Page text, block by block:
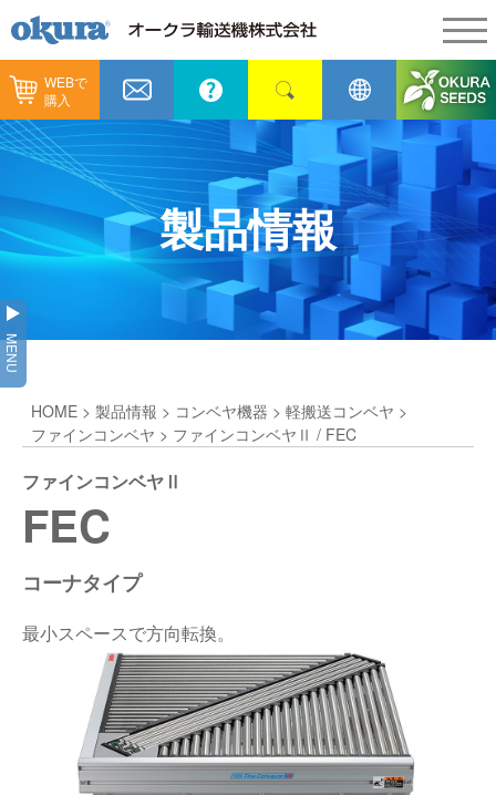
WEBで
購入
製品情報
製品情報
コンベヤ機器
コンベヤ機器を探す
ヒント集
GTPシステム
仕分けシステム
ピッキングシステム
保管システム
パレタイズ・デパレタイズシステム
バンニング・デバンニングシステム
納入事例
納入事例
全業種
飲料
通販
食品
メンテナンス
カタログ／CAD
代表あいさつ
企業理念
会社概要
事業所一覧
オークラグループ
事業紹介
採用情報
ショールーム
オークラミュージアム
新着情報
物流用語集
オークラ育英財団
プライバシーポリシー
製品情報
MENU
HOME > 製品情報 > コンベヤ機器 > 軽搬送コンベヤ >
ファインコンベヤ > ファインコンベヤⅡ / FEC
ファインコンベヤⅡ
FEC
コーナタイプ
最小スペースで方向転換。